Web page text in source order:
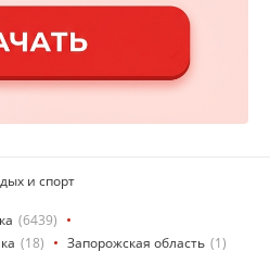
и спорт
(6439)
(18) Запорожская область (1)